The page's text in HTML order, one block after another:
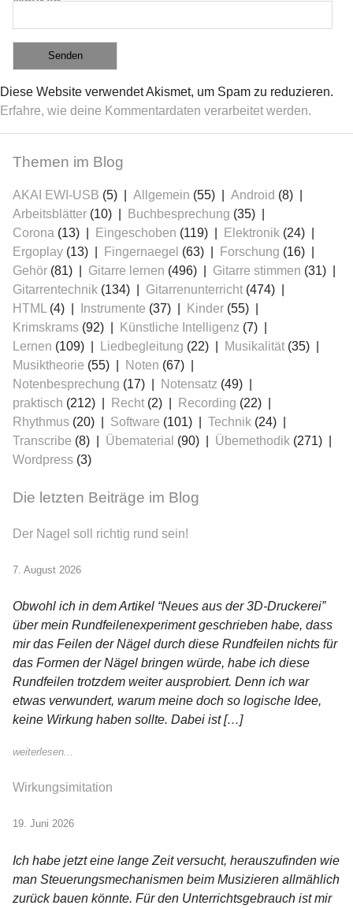
Diese Website verwendet Akismet, um Spam zu reduzieren.
Erfahre, wie deine Kommentardaten verarbeitet werden.
Themen im Blog
AKAI EWI-USB (5) Allgemein (55) Android (8)
Arbeitsblätter (10) Buchbesprechung (35)
Corona (13) Eingeschoben (119) Elektronik (24)
Ergoplay (13) Fingernaegel (63) Forschung (16)
Gehör (81) Gitarre lernen (496) Gitarre stimmen (31)
Gitarrentechnik (134) Gitarrenunterricht(474)
HTML(4) Instrumente (37) Kinder (55)
Krimskrams (92) Künstliche Intelligenz (7)
Lernen (109) Liedbegleitung (22) Musikalität(35)
Musiktheorie (55) Noten (67)
Notenbesprechung (17) Notensatz (49)
praktisch (212) Recht(2) Recording (22)
Rhythmus (20) Software (101) Technik (24)
Transcribe (8) Übematerial (90) Übemethodik (271)
Wordpress (3)
Die letzten Beiträge im Blog
Der Nagel soll richtig rund sein!
7. August 2026
Obwohl ich in dem Artikel “Neues aus der 3D-Druckerei”
über mein Rundfeilenexperiment geschrieben habe, dass
mir das Feilen der Nägel durch diese Rundfeilen nichts für
das Formen der Nägel bringen würde, habe ich diese
Rundfeilen trotzdem weiter ausprobiert. Denn ich war
etwas verwundert, warum meine doch so logische Idee,
keine Wirkung haben sollte. Dabei ist […]
weiterlesen...
Wirkungsimitation
19. Juni 2026
Ich habe jetzt eine lange Zeit versucht, herauszufinden wie
man Steuerungsmechanismen beim Musizieren allmählich
zurück bauen könnte. Für den Unterrichtsgebrauch ist mir